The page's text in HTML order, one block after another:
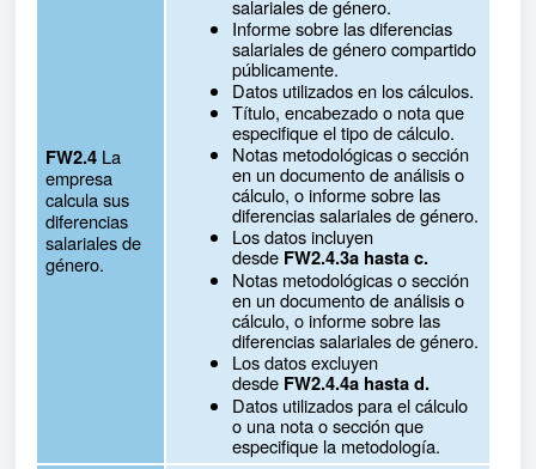
FW2.4 La
empresa
calcula sus
diferencias
salariales de
género.
salariales de género.
Informe sobre las diferencias
salariales de género compartido
públicamente.
Datos utilizados en los cálculos.
Título, encabezado o nota que
especifique el tipo de cálculo.
Notas metodológicas o sección
en un documento de análisis o
cálculo, o informe sobre las
diferencias salariales de género.
Los datos incluyen
desdeFW2.4.3a hasta c.
Notas metodológicas o sección
en un documento de análisis o
cálculo, o informe sobre las
diferencias salariales de género.
Los datos excluyen
desde FW2.4.4a hasta d.
Datos utilizados para el cálculo
o una nota o sección que
especifique la metodología.